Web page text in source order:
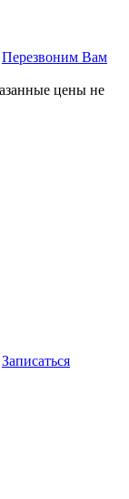
Перезвоним Вам
цены не
Записаться